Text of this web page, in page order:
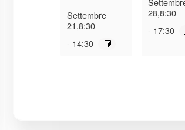
Settembre
21,8:30
- 14:30
28,8:30
- 17:30